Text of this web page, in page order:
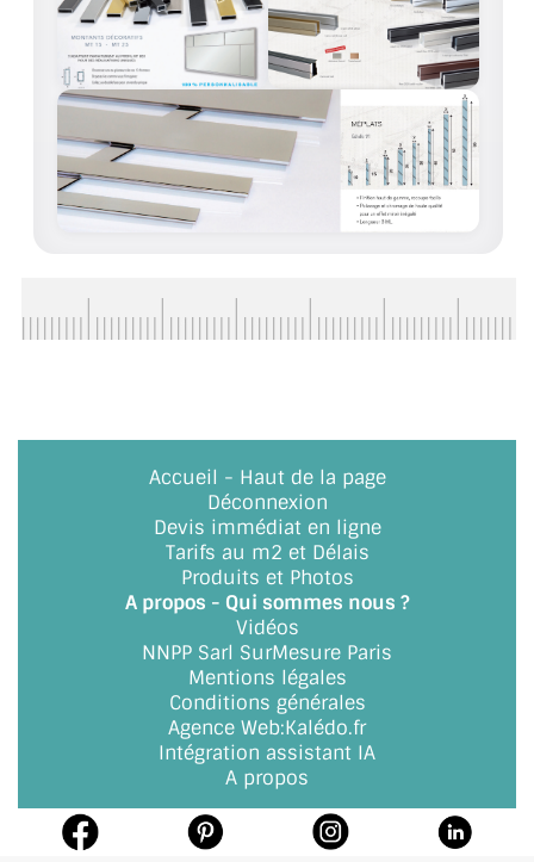
DALLE DE SOL EN VERRE
PORTE EN VERRE
GARDE CORPS EN VERRE
VERRIÈRE TYPE ATELIER
VERRES TEXTURÉS
LES FIXATIONS POUR MIROIR
LES PROFILS PAROI DE VERRE
VITRINE EN VERRE
CONNECTEURS ET ASSEMBLAGE DE VERRES
PLATS ET CORNIÈRES
LES CHARNIÈRES DE PORTE EN VERRE
BOUTONS ET POIGNÉES
Accueil - Haut de la page
Déconnexion
Devis immédiat en ligne
Tarifs au m2 et Délais
Produits et Photos
A propos - Qui sommes nous ?
Vidéos
NNPP Sarl SurMesure Paris
Mentions légales
Conditions générales
Agence Web:Kalédo.fr
Intégration assistant IA
A propos